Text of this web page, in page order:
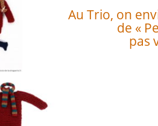
Au Trio, on
de «
pas